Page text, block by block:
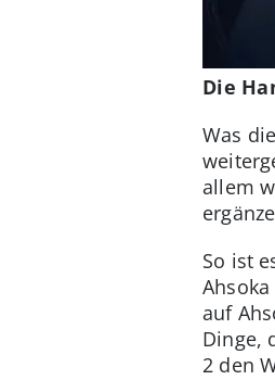
Die
Was
allem
So ist
auf
Dinge,
2 den